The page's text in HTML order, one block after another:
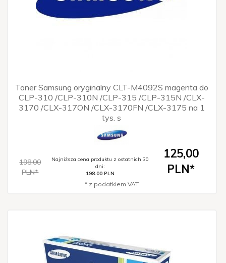
Toner Samsung oryginalny CLT-M4092S magenta do
CLP-310 /CLP-310N /CLP-315 /CLP-315N /CLX-
3170 /CLX-317ON /CLX-3170FN /CLX-3175 na 1
tys. s
198,00
PLN*
Najniższa cena produktu z ostatnich 30
dni:
198.00 PLN
125,00
PLN*
* z podatkiem VAT